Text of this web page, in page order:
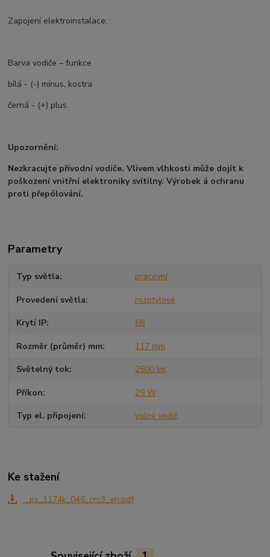
Zapojení elektroinstalace:
Barva vodiče – funkce
bílá - (-) mínus, kostra
černá - (+) plus
Upozornění:
Nezkracujte přívodní vodiče. Vlivem vlhkosti může dojít k
poškození vnitřní elektroniky svítilny. Výrobek á ochranu
proti přepólování.
Parametry
Typ světla pracovní
Provedení světla rozptylové
Krytí IP 68
Rozměr (průměr) mm 117 mm
Světelný tok 2500 lm
Příkon 29 W
Typ el. připojení volný vodič
Ke stažení
_ps_1174k_046_crc3_en.pdf